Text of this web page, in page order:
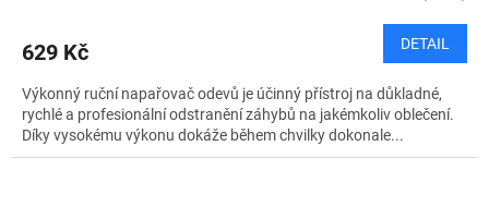
629 Kč DETAIL
Výkonný ruční napařovač odevů je účinný přístroj na důkladné,
rychlé a profesionální odstranění záhybů na jakémkoliv oblečení.
Díky vysokému výkonu dokáže během chvilky dokonale...